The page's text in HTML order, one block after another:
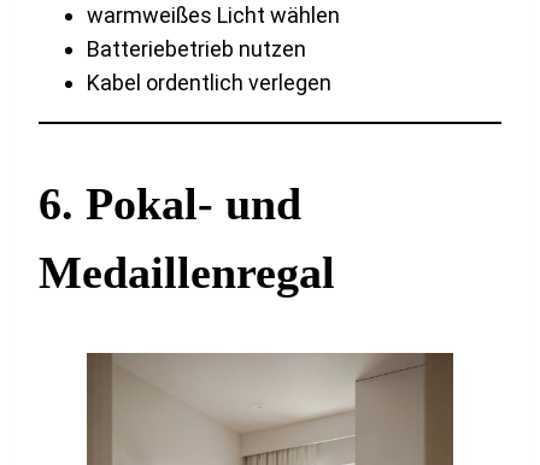
warmweißes Licht wählen
Batteriebetrieb nutzen
Kabel ordentlich verlegen
6. Pokal- und
Medaillenregal